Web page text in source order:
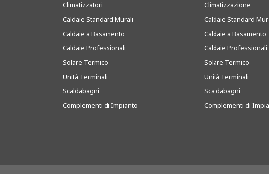
Climatizzatori
Caldaie Standard Murali
Caldaie a Basamento
Caldaie Professionali
Solare Termico
Unità Terminali
Scaldabagni
Complementi di Impianto
Climatizzazione
Caldaie Standard
Caldaie a Basamento
Caldaie Professionali
Solare Termico
Unità Terminali
Scaldabagni
Complementi di